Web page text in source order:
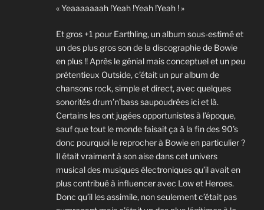
« Yeaaaaaaah !Yeah !Yeah !Yeah ! »
Et gros +1 pour Earthling, un album sous-estimé et
un des plus gros son de la discographie de Bowie
en plus !! Après le génial mais conceptuel et un peu
prétentieux Outside, c’était un pur album de
chansons rock, simple et direct, avec quelques
sonorités drum’n’bass saupoudrées ici et là.
Certains les ont jugées opportunistes à l’époque,
sauf que tout le monde faisait ça à la fin des 90’s
donc pourquoi le reprocher à Bowie en particulier ?
Il était vraiment à son aise dans cet univers
musical des musiques électroniques qu’il avait en
plus contribué à influencer avec Low et Heroes.
Donc qu’il les assimile, non seulement c’était pas